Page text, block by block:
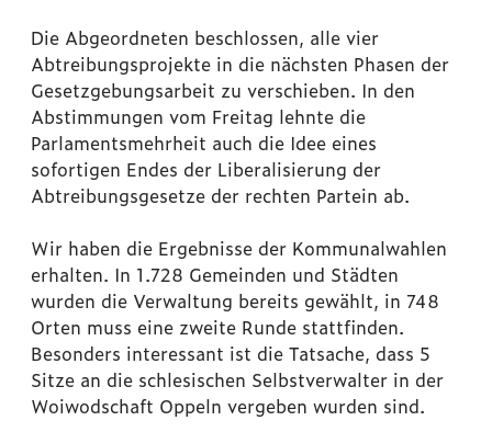
Die Abgeordneten beschlossen, alle vier
Abtreibungsprojekte in die nächsten Phasen der
Gesetzgebungsarbeit zu verschieben. In den
Abstimmungen vom Freitag lehnte die
Parlamentsmehrheit auch die Idee eines
sofortigen Endes der Liberalisierung der
Abtreibungsgesetze der rechten Partein ab.
Wir haben die Ergebnisse der Kommunalwahlen
erhalten. In 1.728 Gemeinden und Städten
wurden die Verwaltung bereits gewählt, in 748
Orten muss eine zweite Runde stattfinden.
Besonders interessant ist die Tatsache, dass 5
Sitze an die schlesischen Selbstverwalter in der
Woiwodschaft Oppeln vergeben wurden sind.